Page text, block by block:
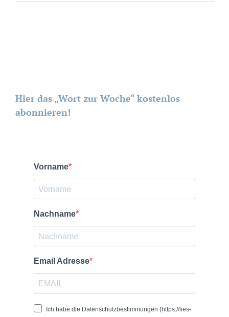
Hier das „Wort zur Woche“ kostenlos
abonnieren!